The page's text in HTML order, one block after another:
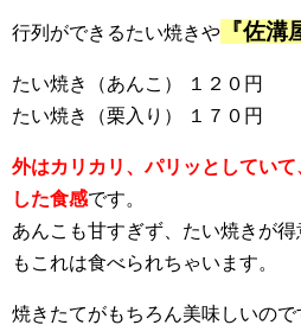
行列ができるたい焼きや 『佐溝
たい焼き（あんこ） １２０円
たい焼き（栗入り） １７０円
外はカリカリ、パリッとしてい
した食感です。
あんこも甘すぎず、たい焼きが
もこれは食べられちゃいます。
焼きたてがもちろん美味しいの